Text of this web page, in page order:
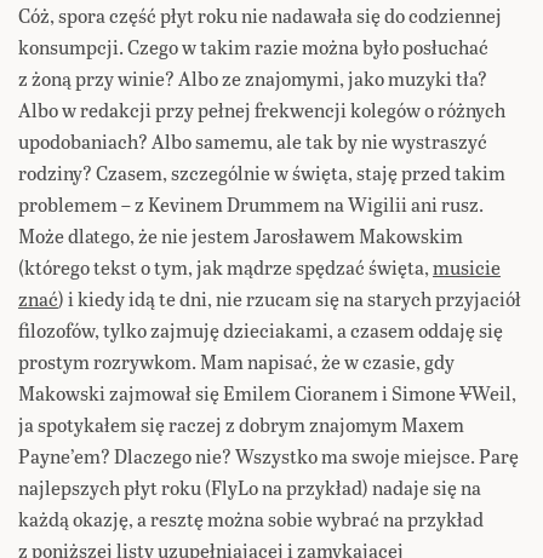
Cóż, spora część płyt roku nie nadawała się do codziennej
konsumpcji. Czego w takim razie można było posłuchać
z żoną przy winie? Albo ze znajomymi, jako muzyki tła?
Albo w redakcji przy pełnej frekwencji kolegów o różnych
upodobaniach? Albo samemu, ale tak by nie wystraszyć
rodziny? Czasem, szczególnie w święta, staję przed takim
problemem – z Kevinem Drummem na Wigilii ani rusz.
Może dlatego, że nie jestem Jarosławem Makowskim
(którego tekst o tym, jak mądrze spędzać święta,musicie
znać) i kiedy idą te dni, nie rzucam się na starych przyjaciół
filozofów, tylko zajmuję dzieciakami, a czasem oddaję się
prostym rozrywkom. Mam napisać, że w czasie, gdy
Makowski zajmował się Emilem Cioranem i SimoneVWeil,
ja spotykałem się raczej z dobrym znajomym Maxem
Payne’em? Dlaczego nie? Wszystko ma swoje miejsce. Parę
najlepszych płyt roku (FlyLo na przykład) nadaje się na
każdą okazję, a resztę można sobie wybrać na przykład
z poniższej listy uzupełniającej i zamykającej